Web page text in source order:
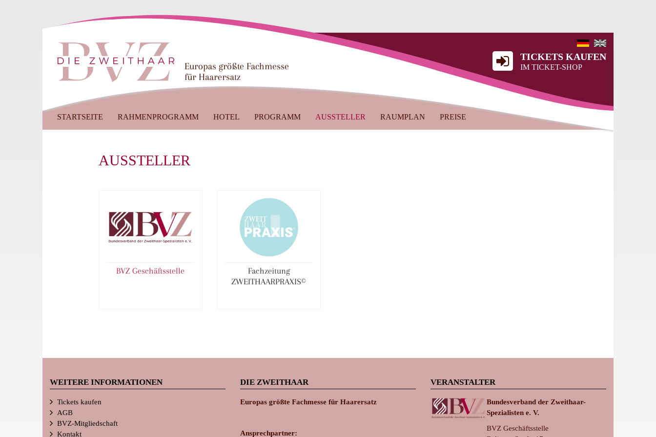
TICKETS KAUFEN
IM TICKET-SHOP
Europas größte Fachmesse
für Haarersatz
STARTSEITE RAHMENPROGRAMM HOTEL PROGRAMM AUSSTELLER RAUMPLAN PREISE
AUSSTELLER
BVZ Geschäftsstelle
Fachzeitung
ZWEITHAARPRAXIS©
WEITERE INFORMATIONEN
Tickets kaufen
AGB
BVZ-Mitgliedschaft
Kontakt
DIE ZWEITHAAR
Europas größte Fachmesse für Haarersatz
Ansprechpartner:
VERANSTALTER
Bundesverband der Zweithaar-
Spezialisten e. V.
BVZ Geschäftsstelle